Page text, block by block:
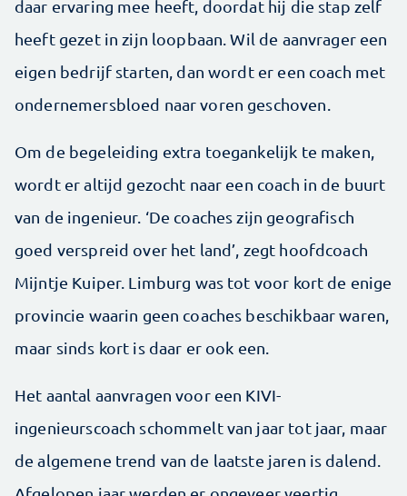
daar ervaring mee heeft, doordat hij die stap zelf
heeft gezet in zijn loopbaan. Wil de aanvrager een
eigen bedrijf starten, dan wordt er een coach met
ondernemersbloed naar voren geschoven.
Om de begeleiding extra toegankelijk te maken,
wordt er altijd gezocht naar een coach in de buurt
van de ingenieur. ‘De coaches zijn geografisch
goed verspreid over het land’, zegt hoofdcoach
Mijntje Kuiper. Limburg was tot voor kort de enige
provincie waarin geen coaches beschikbaar waren,
maar sinds kort is daar er ook een.
Het aantal aanvragen voor een KIVI-
ingenieurscoach schommelt van jaar tot jaar, maar
de algemene trend van de laatste jaren is dalend.